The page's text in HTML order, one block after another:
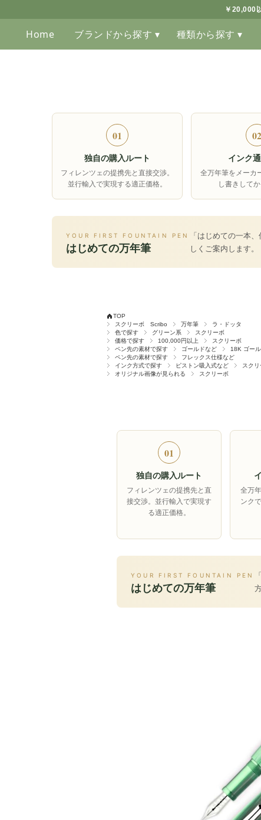
￥20,000
Home ブランドから探す ▾ 種類から探す ▾
01
独自の購入ルート
フィレンツェの提携先と直接交渉。
並行輸入で実現する適正価格。
02
インク
全万年筆をメーカ
し書きしてか
YOUR FIRST FOUNTAIN PEN
はじめての万年筆
「はじめての一本
しくご案内します。
TOP
スクリーボ Scribo
万年筆
ラ・ドッタ
色で探す
グリーン系
スクリーボ
価格で探す
100,000円以上
スクリーボ
ペン先の素材で探す
ゴールドなど 18K ゴー
ペン先の素材で探す
フレックス仕様など
インク方式で探す
ピストン吸入式など
スクリ
オリジナル画像が見られる
スクリーボ
01
独自の購入ルート
フィレンツェの提携先と直
接交渉。並行輸入で実現す
る適正価格。
全万
ンク
YOUR FIRST FOUNTAIN PEN
はじめての万年筆